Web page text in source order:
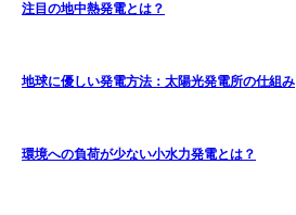
注目の地中熱発電とは？
地球に優しい発電方法：太陽光発電所の仕組み
環境への負荷が少ない小水力発電とは？